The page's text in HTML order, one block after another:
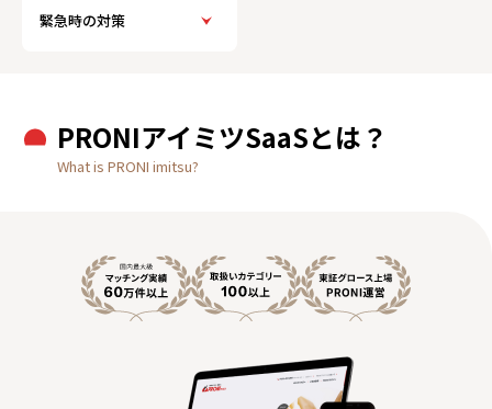
緊急時の対策
PRONIアイミツSaaSとは？
What is PRONI imitsu?